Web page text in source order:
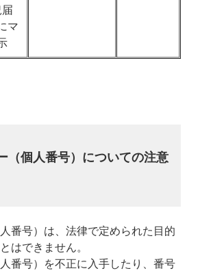
マ
（個人番号）についての注意
番号）は、法律で定められた目的
はできません。
番号）を不正に入手したり、番号